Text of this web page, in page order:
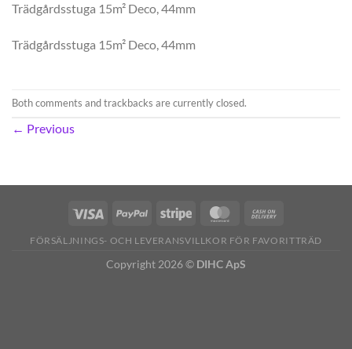
Trädgårdsstuga 15m² Deco, 44mm
Trädgårdsstuga 15m² Deco, 44mm
Both comments and trackbacks are currently closed.
← Previous
FÖRSÄLJNINGS- OCH LEVERANSVILLKOR FÖR FAVORITTRÄD
Copyright 2026 © DIHC ApS